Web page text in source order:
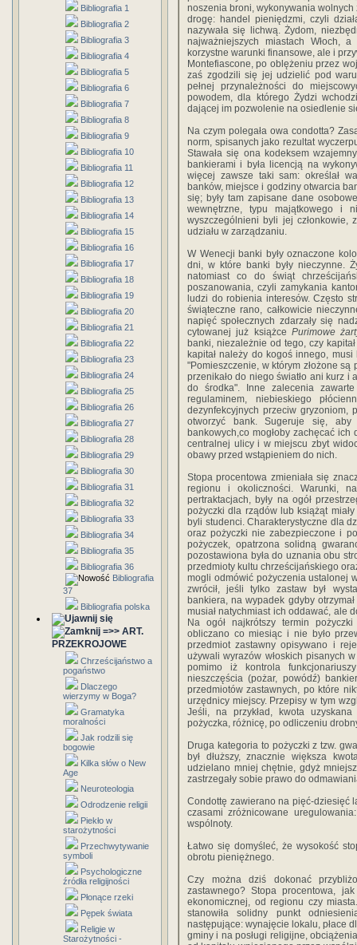
Bibliografia 1
Bibliografia 2
Bibliografia 3
Bibliografia 4
Bibliografia 5
Bibliografia 6
Bibliografia 7
Bibliografia 8
Bibliografia 9
Bibliografia 10
Bibliografia 11
Bibliografia 12
Bibliografia 13
Bibliografia 14
Bibliografia 15
Bibliografia 16
Bibliografia 17
Bibliografia 18
Bibliografia 19
Bibliografia 20
Bibliografia 21
Bibliografia 22
Bibliografia 23
Bibliografia 24
Bibliografia 25
Bibliografia 26
Bibliografia 27
Bibliografia 28
Bibliografia 29
Bibliografia 30
Bibliografia 31
Bibliografia 32
Bibliografia 33
Bibliografia 34
Bibliografia 35
Bibliografia 36
Bibliografia
37
Bibliografia polska
=>> ART.
PRZEKROJOWE
Chrześcijaństwo a
pogaństwo
Dlaczego
wierzymy w Boga?
Gramatyka
moralności
Jak rodzili się
bogowie
Kilka słów o New
Age
Neuroteologia
Odrodzenie religii
Piekło w
starożytności
Przechwytywanie
symboli
Psychologiczne
źródła religijności
Płonące rzeki
Pępek świata
Religie w
Starożytności -
noszenia broni, wykonywania
drogę: handel pieniędzmi, czyli
nazywała się lichwą. Żydom,
najważniejszych miastach Włoch,
korzystne warunki finansowe, ale i
Montefiascone, po oblężeniu przez
zaś zgodzili się jej udzielić pod
pełnej przynależności do
powodem, dla którego Żydzi
dającej im pozwolenie na osiedlenie
Na czym polegała owa condotta?
norm, spisanych jako rezultat
Stawała się ona kodeksem
bankierami i była licencją na
więcej zawsze taki sam: określał
banków, miejsce i godziny otwarcia
się; były tam zapisane dane
wewnętrzne, typu majątkowego i
wyszczególnieni byli jej członkowie,
udziału w zarządzaniu.
W Wenecji banki były oznaczone
dni, w które banki były nieczynne.
natomiast co do świąt
poszanowania, czyli zamykania
ludzi do robienia interesów. Często
świąteczne rano, całkowicie
napięć społecznych zdarzały się
cytowanej już książce Purimowe
banki, niezależnie od tego, czy
kapitał należy do kogoś innego,
"Pomieszczenie, w którym złożone
przenikało do niego światło ani kurz i
do środka". Inne zalecenia
regulaminem, niebieskiego
dezynfekcyjnych przeciw gryzoniom,
otworzyć bank. Sugeruje się,
bankowych,co mogłoby zachęcać
centralnej ulicy i w miejscu zbyt
obawy przed wstąpieniem do nich.
Stopa procentowa zmieniała się
regionu i okoliczności. Warunki,
pertraktacjach, były na ogół
pożyczki dla rządów lub książąt
byli studenci. Charakterystyczne dla
oraz pożyczki nie zabezpieczone i
pożyczek, opatrzona solidną
pozostawiona była do uznania obu
przedmioty kultu chrześcijańskiego
mogli odmówić pożyczenia ustalonej
zwrócił, jeśli tylko zastaw był
bankiera, na wypadek gdyby
musiał natychmiast ich oddawać, ale
Na ogół najkrótszy termin pożyczki
obliczano co miesiąc i nie było
przedmiot zastawny opisywano i
używali wyrazów włoskich pisanych
pomimo iż kontrola
nieszczęścia (pożar, powódź)
przedmiotów zastawnych, po które
urzędnicy miejscy. Przepisy w tym
Jeśli, na przykład, kwota
pożyczka, różnicę, po odliczeniu
Druga kategoria to pożyczki z tzw.
był dłuższy, znacznie większa
udzielano mniej chętnie, gdyż
zastrzegały sobie prawo do
Condottę zawierano na pięć-dziesięć
czasami zróżnicowane
wspólnoty.
Łatwo się domyśleć, że wysokość
obrotu pieniężnego.
Czy można dziś dokonać
zastawnego? Stopa procentowa,
ekonomicznej, od regionu czy
stanowiła solidny punkt
następujące: wynajęcie lokalu, płace
gminy i na posługi religijne,